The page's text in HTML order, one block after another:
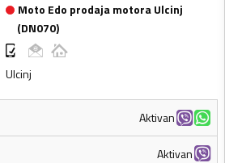
Moto Edo prodaja motora Ulcinj
(DN070)
Ulcinj
Aktivan
Aktivan